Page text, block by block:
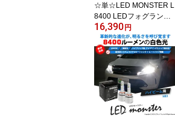
☆単☆LED MONSTER L
8400 LEDフォグランプ
キット LEDモンスター L
EDカラー：イエロー320
0K ケルビン 全光束：84
00lm バルブ規格：H8/
1/H16兼用・HB4・PSX2
4W・PSX26W
16,390円